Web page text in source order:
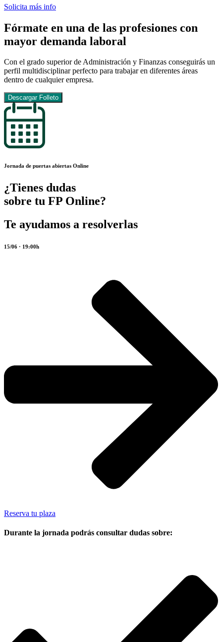
Solicita más info
Fórmate en una de las profesiones con
mayor demanda laboral
Con el grado superior de Administración y Finanzas conseguirás un
perfil multidisciplinar perfecto para trabajar en diferentes áreas
dentro de cualquier empresa.
Descargar Folleto
Jornada de puertas abiertas Online
¿Tienes dudas
sobre tu FP Online?
Te ayudamos a resolverlas
15/06 · 19:00h
Reserva tu plaza
Durante la jornada podrás consultar dudas sobre: